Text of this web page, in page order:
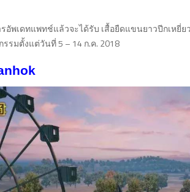
อัพเดทแพทช์แล้วจะได้รับ เสื้อยืดแขนยาวปีกเหยี่ยว
รรมตั้งแต่วันที่ 5 – 14 ก.ค. 2018